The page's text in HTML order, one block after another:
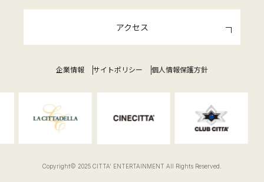
アクセス
企業情報 サイトポリシー 個人情報保護方針
Copyright© 2025 CITTA' ENTERTAINMENT All Rights Reserved.